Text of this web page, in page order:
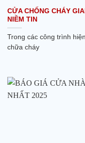
CỬA CHỐNG CHÁY
NIỀM TIN
Trong các công trình
chữa cháy